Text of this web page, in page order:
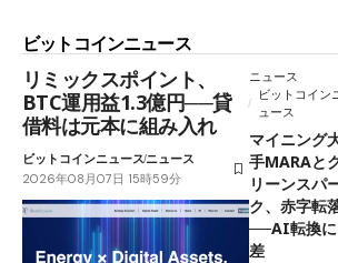
ビットコインニュース
リミックスポイント、
BTC運用益1.3億円──貸
借料は元本に組み入れ
ビットコインニュースニュース
2026年08月07日 15時59分
ニュース
ビットコイン
ュース
マイニング
手MARAと
リーンスパ
ク、赤字転
──AI転換に
差